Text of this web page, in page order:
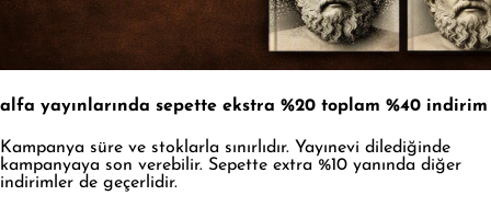
alfa yayınlarında sepette ekstra %20 toplam %40 indirim
Kampanya süre ve stoklarla sınırlıdır. Yayınevi dilediğinde
kampanyaya son verebilir. Sepette extra %10 yanında diğer
indirimler de geçerlidir.